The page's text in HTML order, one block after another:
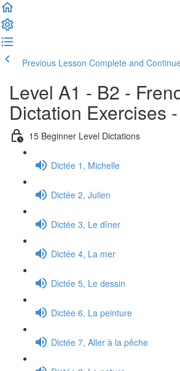
Previous Lesson Complete and
Level A1 - B2 -
Dictation Exercises
15 Beginner Level Dictations
Dictée 1, Michelle
Dictée 2, Julien
Dictée 3, Le dîner
Dictée 4, La mer
Dictée 5, Le dessin
Dictée 6, La peinture
Dictée 7, Aller à la pêche